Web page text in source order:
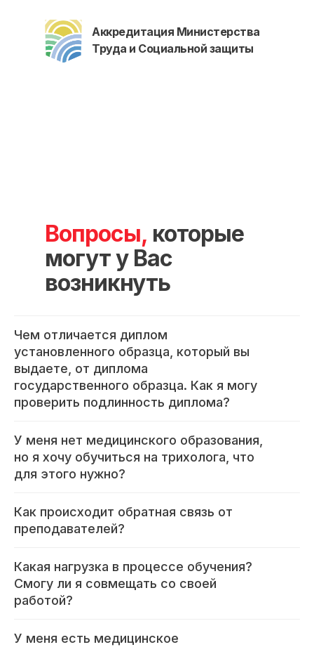
Аккредитация Министерства
Труда и Социальной защиты
Вопросы, которые
могут у Вас
возникнуть
Чем отличается диплом
установленного образца, который вы
выдаете, от диплома
государственного образца. Как я могу
проверить подлинность диплома?
У меня нет медицинского образования,
но я хочу обучиться на трихолога, что
для этого нужно?
Как происходит обратная связь от
преподавателей?
Какая нагрузка в процессе обучения?
Смогу ли я совмещать со своей
работой?
У меня есть медицинское
Основные сведения
Структура и органы
управления